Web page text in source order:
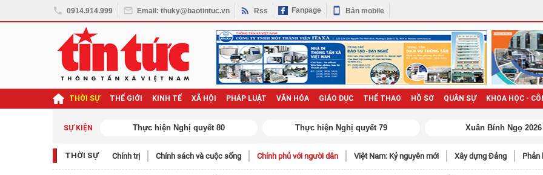
0914.914.999 Email: thuky@baotintuc.vn Rss Fanpage Bản mobile
THỜI SỰ THẾ GIỚI KINH TẾ XÃ HỘI PHÁP LUẬT VĂN HÓA GIÁO DỤC THỂ THAO HỒ SƠ QUÂN SỰ KHOA HỌC -
SỰ KIỆN
quyết Đại hội XIV
THỜI SỰ Chính trị Chính sách và cuộc sống Chính phủ với người dân Việt Nam: Kỷ nguyên mới Xây dựng Đảng Phản